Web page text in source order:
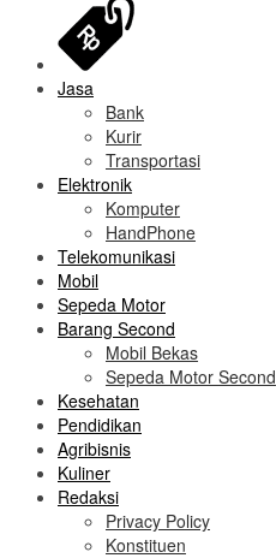
Jasa
Bank
Kurir
Transportasi
Elektronik
Komputer
HandPhone
Telekomunikasi
Mobil
Sepeda Motor
Barang Second
Mobil Bekas
Sepeda Motor Second
Kesehatan
Pendidikan
Agribisnis
Kuliner
Redaksi
Privacy Policy
Konstituen